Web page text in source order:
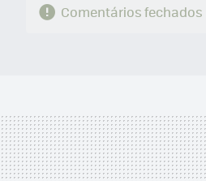
Comentários fechados